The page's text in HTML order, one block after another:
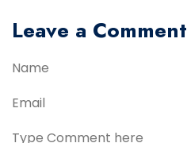
Leave a Comment